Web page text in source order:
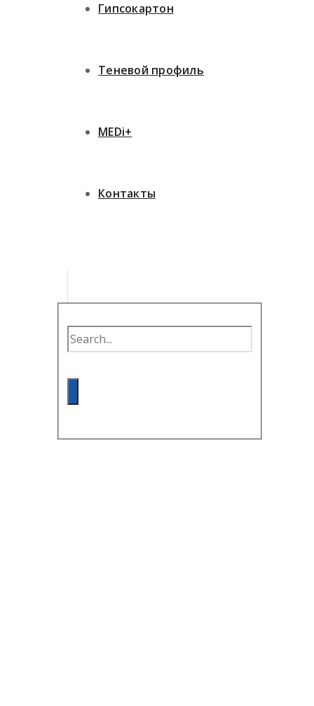
Гипсокартон
Теневой профиль
MEDi+
Контакты